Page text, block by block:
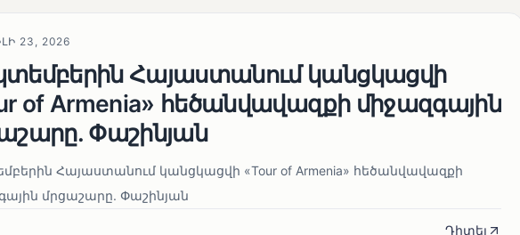
23, 2026
Հայաստանում կանցկացվի
of Armenia» հեծանվավազքի միջազգային
Փաշինյան
Հայաստանում կանցկացվի «Tour of Armenia» հեծանվավազքի
մրցաշարը. Փաշինյան
Դիտել